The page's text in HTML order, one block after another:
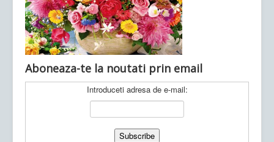
Aboneaza-te la noutati prin email
Introduceti adresa de e-mail: